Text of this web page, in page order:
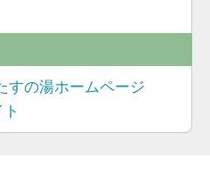
すの湯ホームページ